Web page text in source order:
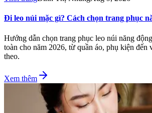
Đi leo núi mặc gì? Cách chọn trang phục
Hướng dẫn chọn trang phục leo núi năng
toàn cho năm 2026, từ quần áo, phụ kiện đến
theo.
Xem thêm